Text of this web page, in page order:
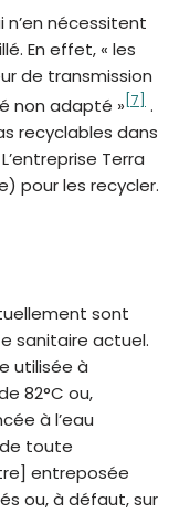
nécessitent
En effet, « les
de transmission
non adapté » [7]
.
recyclables dans
Terra
pour les recycler.
sont
sanitaire actuel.
utilisée à
82°C ou,
à l’eau
toute
entreposée
ou, à défaut, sur